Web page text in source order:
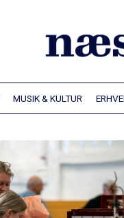
MUSIK & KULTUR